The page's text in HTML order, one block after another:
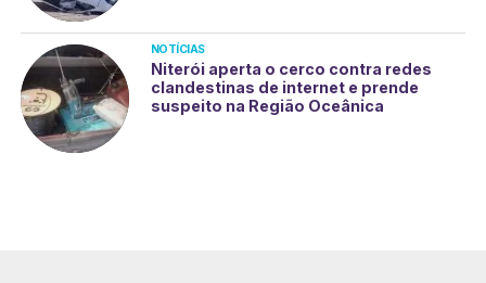
NOTÍCIAS
Niterói aperta o cerco contra redes
clandestinas de internet e prende
suspeito na Região Oceânica